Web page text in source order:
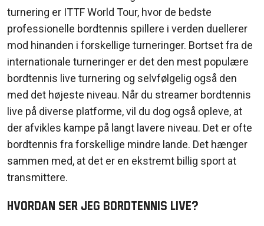
turnering er ITTF World Tour, hvor de bedste
professionelle bordtennis spillere i verden duellerer
mod hinanden i forskellige turneringer. Bortsetfra de
internationale turneringer er det den mest populære
bordtennis live turnering og selvfølgelig også den
med det højeste niveau. Når du streamer bordtennis
live på diverse platforme,vil du dog også opleve, at
der afvikles kampe på langt lavere niveau. Det er ofte
bordtennis fra forskellige mindre lande. Det hænger
sammen med, at det er en ekstremt billig sport at
transmittere.
Hvordan ser jeg Bordtennis live?